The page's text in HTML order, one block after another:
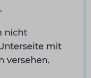
nicht
mit
versehen.